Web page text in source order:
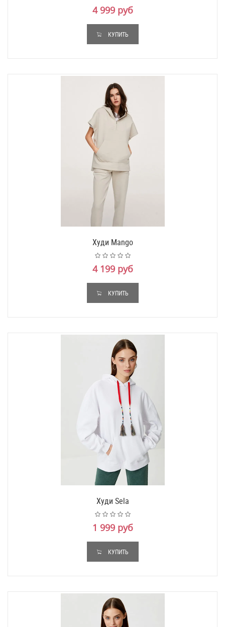
4 999 руб
КУПИТЬ
Худи Mango
4 199 руб
КУПИТЬ
Худи Sela
1 999 руб
КУПИТЬ